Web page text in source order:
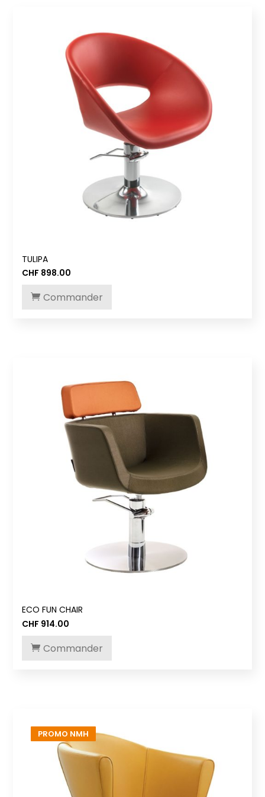
TULIPA
CHF 898.00
Commander
ECO FUN CHAIR
CHF 914.00
Commander
PROMO NMH